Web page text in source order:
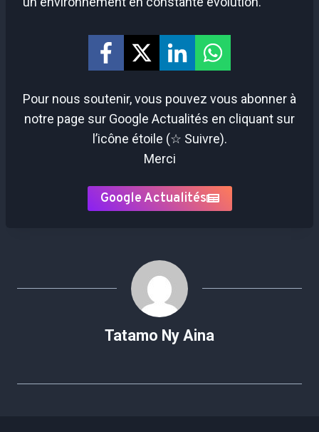
Pour nous soutenir, vous pouvez vous abonner à
notre page sur Google Actualités en cliquant sur
l’icône étoile (☆ Suivre).
Merci
Google Actualités
Tatamo Ny Aina